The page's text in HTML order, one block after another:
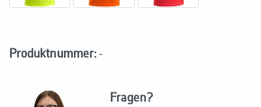
Produktnummer: -
Fragen?